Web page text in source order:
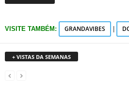
VISITE TAMBÉM: GRANDAVIBES
+ VISTAS DA SEMANAS